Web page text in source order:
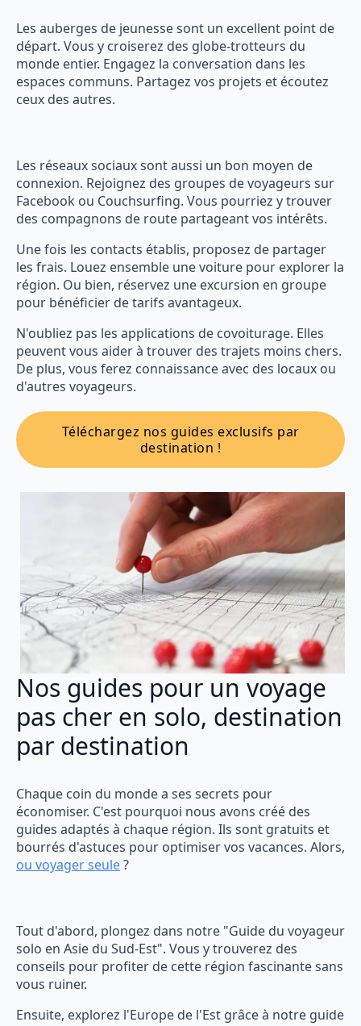
Les auberges de jeunesse sont un excellent point de
départ. Vous y croiserez des globe-trotteurs du
monde entier. Engagez la conversation dans les
espaces communs. Partagez vos projets et écoutez
ceux des autres.
Les réseaux sociaux sont aussi un bon moyen de
connexion. Rejoignez des groupes de voyageurs sur
Facebook ou Couchsurfing. Vous pourriez y trouver
des compagnons de route partageant vos intérêts.
Une fois les contacts établis, proposez de partager
les frais. Louez ensemble une voiture pour explorer la
région. Ou bien, réservez une excursion en groupe
pour bénéficier de tarifs avantageux.
N'oubliez pas les applications de covoiturage. Elles
peuvent vous aider à trouver des trajets moins chers.
De plus, vous ferez connaissance avec des locaux ou
d'autres voyageurs.
Téléchargez nos guides exclusifs par
destination !
Nos guides pour un voyage
pas cher en solo, destination
par destination
Chaque coin du monde a ses secrets pour
économiser. C'est pourquoi nous avons créé des
guides adaptés à chaque région. Ils sont gratuits et
bourrés d'astuces pour optimiser vos vacances. Alors,
ou voyager seule?
Tout d'abord, plongez dans notre "Guide du voyageur
solo en Asie du Sud-Est". Vous y trouverez des
conseils pour profiter de cette région fascinante sans
vous ruiner.
Ensuite, explorez l'Europe de l'Est grâce à notre guide